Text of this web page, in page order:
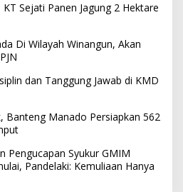
Sejati Panen Jagung 2 Hektare
Di Wilayah Winangun, Akan
dan Tanggung Jawab di KMD
Banteng Manado Persiapkan 562
Pengucapan Syukur GMIM
Pandelaki: Kemuliaan Hanya